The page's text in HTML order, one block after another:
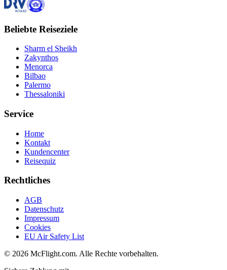
Beliebte Reiseziele
Sharm el Sheikh
Zakynthos
Menorca
Bilbao
Palermo
Thessaloniki
Service
Home
Kontakt
Kundencenter
Reisequiz
Rechtliches
AGB
Datenschutz
Impressum
Cookies
EU Air Safety List
© 2026 McFlight.com. Alle Rechte vorbehalten.